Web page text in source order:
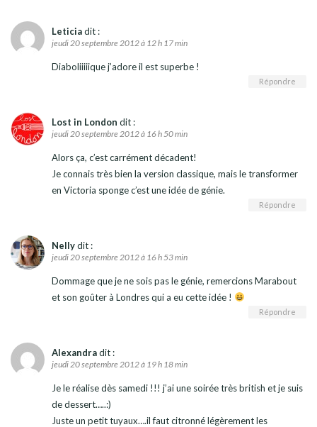
Leticiadit :
jeudi 20 septembre 2012 à 12 h 17 min
Diaboliiiiique j’adore il est superbe !
Répondre
Lost in London dit :
jeudi 20 septembre 2012 à 16 h 50 min
Alors ça, c’est carrément décadent!
Je connais très bien la version classique, mais le transformer
en Victoria sponge c’est une idée de génie.
Répondre
Nellydit :
jeudi 20 septembre 2012 à 16 h 53 min
Dommage que je ne sois pas le génie, remercions Marabout
et son goûter à Londres qui a eu cette idée !
Répondre
Alexandradit :
jeudi 20 septembre 2012 à 19 h 18 min
Je le réalise dès samedi !!! j’ai une soirée très british et je suis
de dessert…..:)
Juste un petit tuyaux….il faut citronné légèrement les